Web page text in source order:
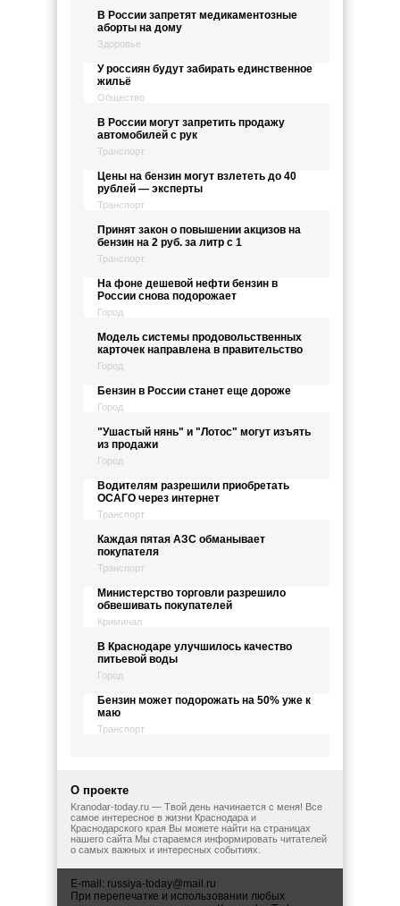
В России запретят медикаментозные
аборты на дому
Здоровье
У россиян будут забирать единственное
жильё
Общество
В России могут запретить продажу
автомобилей с рук
Транспорт
Цены на бензин могут взлететь до 40
рублей — эксперты
Транспорт
Принят закон о повышении акцизов на
бензин на 2 руб. за литр с 1
Транспорт
На фоне дешевой нефти бензин в
России снова подорожает
Город
Модель системы продовольственных
карточек направлена в правительство
Город
Бензин в России станет еще дороже
Город
"Ушастый нянь" и "Лотос" могут изъять
из продажи
Город
Водителям разрешили приобретать
ОСАГО через интернет
Транспорт
Каждая пятая АЗС обманывает
покупателя
Транспорт
Министерство торговли разрешило
обвешивать покупателей
Криминал
В Краснодаре улучшилось качество
питьевой воды
Город
Бензин может подорожать на 50% уже к
маю
Транспорт
О проекте
Kranodar-today.ru — Твой день начинается с меня! Все
самое интересное в жизни Краснодара и
Краснодарского края Вы можете найти на страницах
нашего сайта Мы стараемся информировать читателей
о самых важных и интересных событиях.
E-mail: russiya-today@mail.ru
При перепечатке и использовании любых